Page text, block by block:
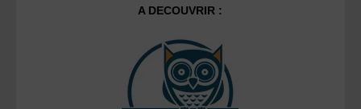
A DECOUVRIR :